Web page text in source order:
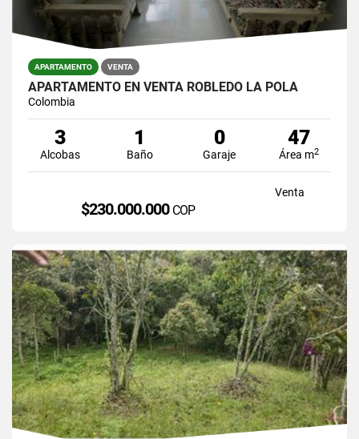
APARTAMENTO VENTA
APARTAMENTO EN VENTA ROBLEDO LA POLA
Colombia
3
Alcobas
1
Baño
0
Garaje
47
Área m2
Venta
$230.000.000 COP